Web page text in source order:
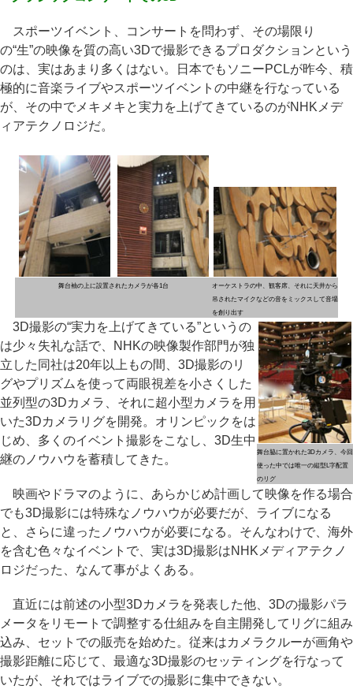
スポーツイベント、コンサートを問わず、その場限り
の“生”の映像を質の高い3Dで撮影できるプロダクションという
のは、実はあまり多くはない。日本でもソニーPCLが昨今、積
極的に音楽ライブやスポーツイベントの中継を行なっている
が、その中でメキメキと実力を上げてきているのがNHKメデ
ィアテクノロジだ。
舞台袖の上に設置されたカメラが各1台
オーケストラの中、観客席、それに天井から
吊されたマイクなどの音をミックスして音場
を創り出す
舞台脇に置かれた3Dカメラ、今回
使った中では唯一の縦型L字配置
のリグ
3D撮影の“実力を上げてきている”というの
は少々失礼な話で、NHKの映像製作部門が独
立した同社は20年以上もの間、3D撮影のリ
グやプリズムを使って両眼視差を小さくした
並列型の3Dカメラ、それに超小型カメラを用
いた3Dカメラリグを開発。オリンピックをは
じめ、多くのイベント撮影をこなし、3D生中
継のノウハウを蓄積してきた。
映画やドラマのように、あらかじめ計画して映像を作る場合
でも3D撮影には特殊なノウハウが必要だが、ライブになる
と、さらに違ったノウハウが必要になる。そんなわけで、海外
を含む色々なイベントで、実は3D撮影はNHKメディアテクノ
ロジだった、なんて事がよくある。
直近には前述の小型3Dカメラを発表した他、3Dの撮影パラ
メータをリモートで調整する仕組みを自主開発してリグに組み
込み、セットでの販売を始めた。従来はカメラクルーが画角や
撮影距離に応じて、最適な3D撮影のセッティングを行なって
いたが、それではライブでの撮影に集中できない。